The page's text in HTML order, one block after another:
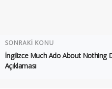
SONRAKİ KONU
İngilizce Much Ado About Nothing
Açıklaması